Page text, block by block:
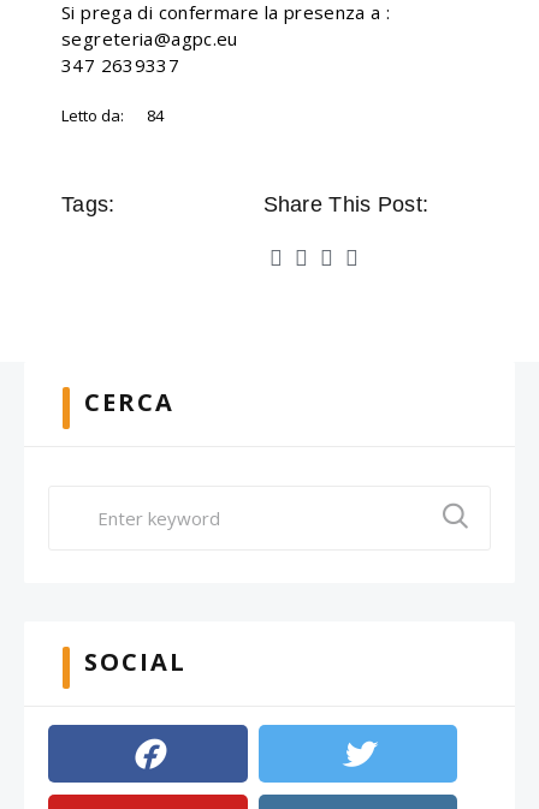
Si prega di confermare la presenza a :
segreteria@agpc.eu
347 2639337
Letto da: 84
Tags: Share This Post:
CERCA
SOCIAL